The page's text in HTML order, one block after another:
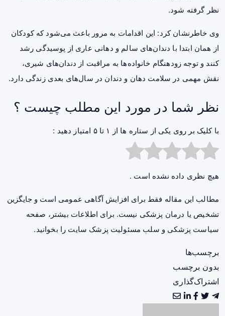
نظر گرفته شود.
وی خاطرنشان کرد: این اقدامات به مرور باعث می‌شود که کودکان
از همان ابتدا با دندان‌های سالم و دهانی عاری از پوسیدگی رشد
کنند و توجه زودهنگام خانواده‌ها به مراقبت از دندان‌های شیری،
نقش مهمی در سلامت دهان و دندان در سال‌های بعدی زندگی دارد.
نظر شما در مورد این مطلب چیست ؟
با کلیک بر روی یکی از ستاره ها از ۱ تا ۵ امتیاز دهید :
هیچ نظری داده نشده است .
مطالب این مقاله فقط برای افزایش آگاهی عمومی است و جایگزین
تشخیص یا درمان پزشکی نیست. برای اطلاعات بیشتر، صفحه
سیاست پزشکی و سلب مسئولیت پزشک سایت را بخوانید.
برچسب‌ها
بدون برچسب
اشتراک‌گذاری